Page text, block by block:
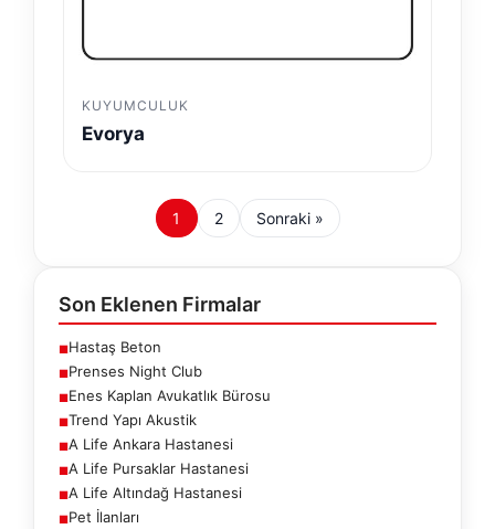
KUYUMCULUK
Evorya
1 2 Sonraki »
Son Eklenen Firmalar
■Hastaş Beton
■Prenses Night Club
■Enes Kaplan Avukatlık Bürosu
■Trend Yapı Akustik
■A Life Ankara Hastanesi
■A Life Pursaklar Hastanesi
■A Life Altındağ Hastanesi
■Pet İlanları